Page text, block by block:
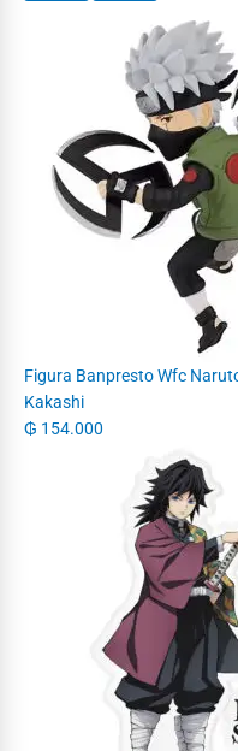
Figura Banpresto Wfc
Kakashi
₲ 154.000